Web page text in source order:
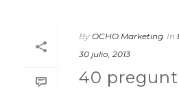
By OCHO Marketing In
30 julio, 2013
40